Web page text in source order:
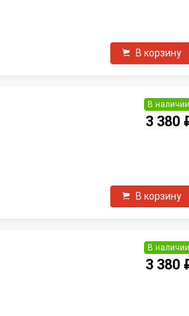
В корзину
В наличии
3 380
В корзину
В наличии
3 380